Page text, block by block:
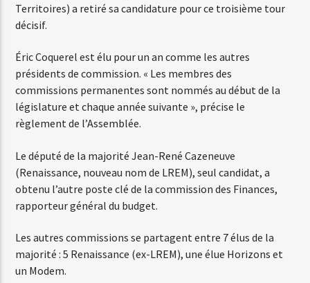
Web-Radio-Années 80
Web-Radio-Latino
Territoires) a retiré sa candidature pour ce troisième tour
décisif.
Éric Coquerel est élu pour un an comme les autres
présidents de commission. « Les membres des
commissions permanentes sont nommés au début de la
législature et chaque année suivante », précise le
règlement de l’Assemblée.
Le député de la majorité Jean-René Cazeneuve
(Renaissance, nouveau nom de LREM), seul candidat, a
obtenu l’autre poste clé de la commission des Finances,
rapporteur général du budget.
Les autres commissions se partagent entre 7 élus de la
majorité : 5 Renaissance (ex-LREM), une élue Horizons et
un Modem.